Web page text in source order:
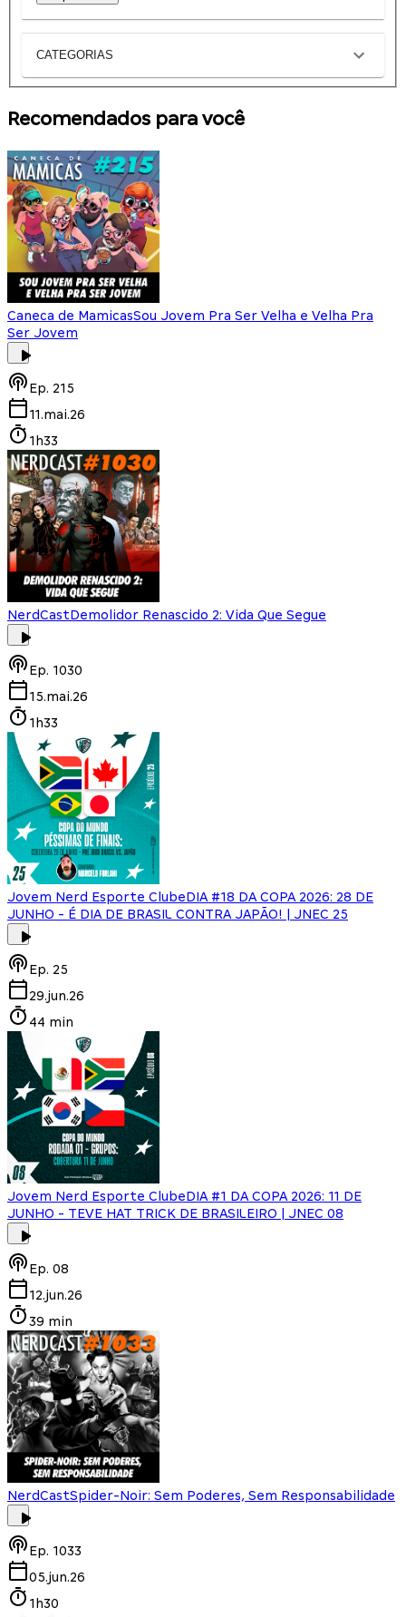
CATEGORIAS
Recomendados para você
Caneca de MamicasSou Jovem Pra Ser Velha e Velha Pra
Ser Jovem
Ep. 215
11.mai.26
1h33
NerdCastDemolidor Renascido 2: Vida Que Segue
Ep. 1030
15.mai.26
1h33
Jovem Nerd Esporte ClubeDIA #18 DA COPA 2026: 28 DE
JUNHO - É DIA DE BRASIL CONTRA JAPÃO! | JNEC 25
Ep. 25
29.jun.26
44 min
Jovem Nerd Esporte ClubeDIA #1 DA COPA 2026: 11 DE
JUNHO - TEVE HAT TRICK DE BRASILEIRO | JNEC 08
Ep. 08
12.jun.26
39 min
NerdCastSpider-Noir: Sem Poderes, Sem Responsabilidade
Ep. 1033
05.jun.26
1h30